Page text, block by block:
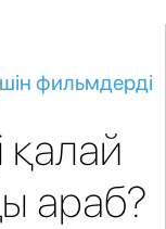
фильмдерді
араб?